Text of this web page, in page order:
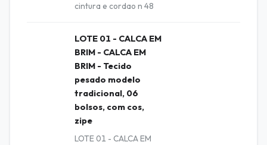
cintura e cordao n 48
LOTE 01 - CALCA EM
BRIM - CALCA EM
BRIM - Tecido
pesado modelo
tradicional, 06
bolsos, com cos,
zipe
LOTE 01 - CALCA EM